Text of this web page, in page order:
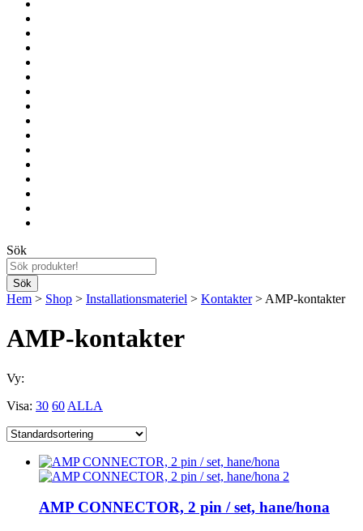
Sök
Hem > Shop > Installationsmateriel > Kontakter> AMP-kontakter
AMP-kontakter
Vy:
Visa: 30 60 ALLA
AMP CONNECTOR, 2 pin / set, hane/hona